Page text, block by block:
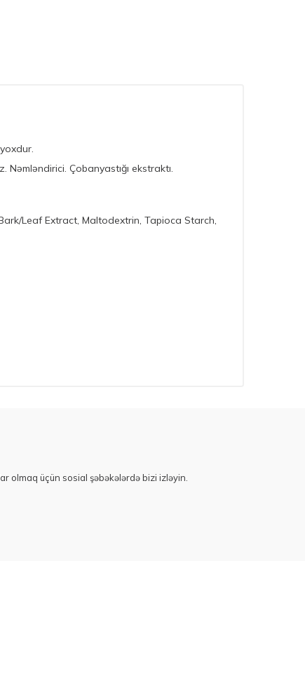
Nəmləndirici. Çobanyastığı ekstraktı.
Leaf Extract, Maltodextrin, Tapioca Starch,
olmaq üçün sosial şəbəkələrdə bizi izləyin.